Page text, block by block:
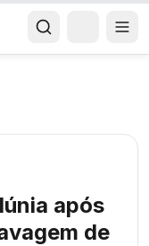
após
de